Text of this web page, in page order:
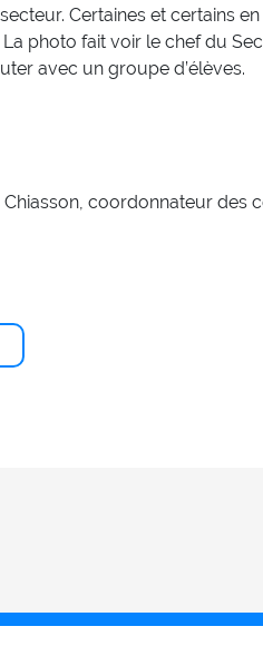
Certaines et certains
photo fait voir le chef du
avec un groupe d’élèves.
coordonnateur des